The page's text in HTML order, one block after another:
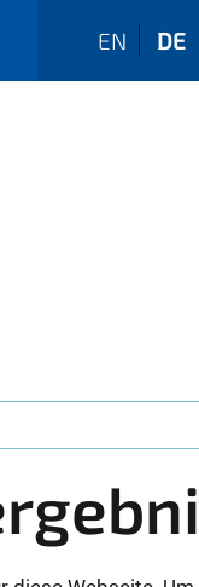
EN DE